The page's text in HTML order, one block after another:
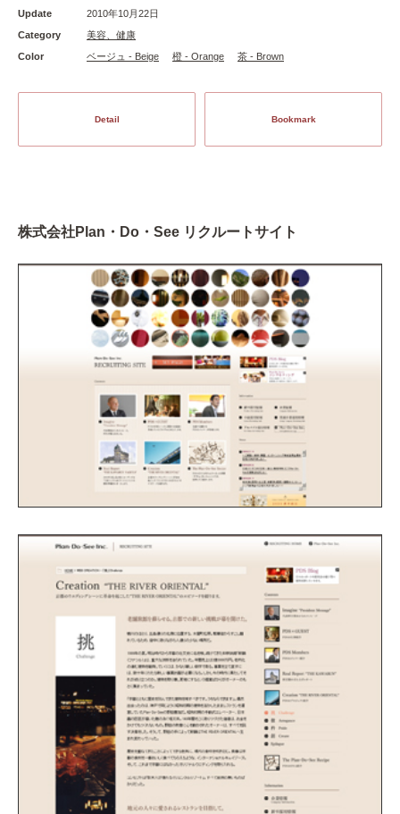
Update
2010年10月22日
Category
美容、健康
Color
ベージュ - Beige 橙 - Orange 茶 - Brown
Detail Bookmark
株式会社Plan・Do・See リクルートサイト